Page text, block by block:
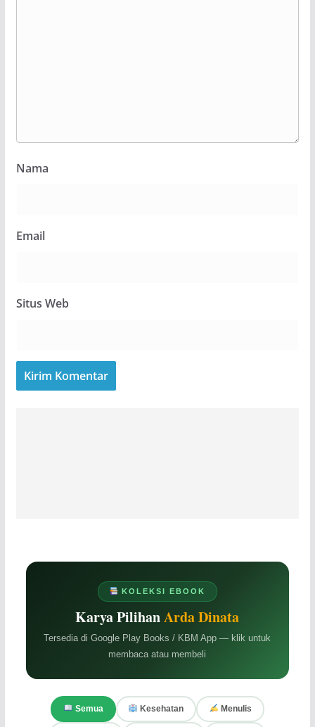
Nama
Email
Situs Web
KOLEKSI EBOOK
Karya PilihanArda Dinata
Tersedia di Google Play Books / KBM App — klik untuk
membaca atau membeli
Semua Kesehatan Menulis